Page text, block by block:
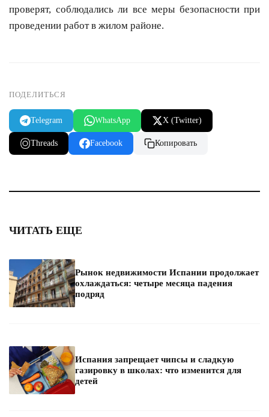
проверят, соблюдались ли все меры безопасности при
проведении работ в жилом районе.
ПОДЕЛИТЬСЯ
Telegram WhatsApp X (Twitter)
Threads Facebook Копировать
ЧИТАТЬ ЕЩЕ
Рынок недвижимости Испании продолжает
охлаждаться: четыре месяца падения
подряд
Испания запрещает чипсы и сладкую
газировку в школах: что изменится для
детей